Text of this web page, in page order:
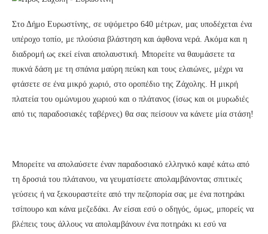
Στο Δήμο Ευρωστίνης, σε υψόμετρο 640 μέτρων, μας υποδέχεται ένα
υπέροχο τοπίο, με πλούσια βλάστηση και άφθονα νερά. Ακόμα και η
διαδρομή ως εκεί είναι απολαυστική. Μπορείτε να θαυμάσετε τα
πυκνά δάση με τη σπάνια μαύρη πεύκη και τους ελαιώνες, μέχρι να
φτάσετε σε ένα μικρό χωριό, στο οροπέδιο της Ζάχολης. Η μικρή
πλατεία του ομώνυμου χωριού και ο πλάτανος (ίσως και οι μυρωδιές
από τις παραδοσιακές ταβέρνες) θα σας πείσουν να κάνετε μία στάση!
Μπορείτε να απολαύσετε έναν παραδοσιακό ελληνικό καφέ κάτω από
τη δροσιά του πλάτανου, να γευματίσετε απολαμβάνοντας σπιτικές
γεύσεις ή να ξεκουραστείτε από την πεζοπορία σας με ένα ποτηράκι
τσίπουρο και κάνα μεζεδάκι. Αν είσαι εσύ ο οδηγός, όμως, μπορείς να
βλέπεις τους άλλους να απολαμβάνουν ένα ποτηράκι κι εσύ να